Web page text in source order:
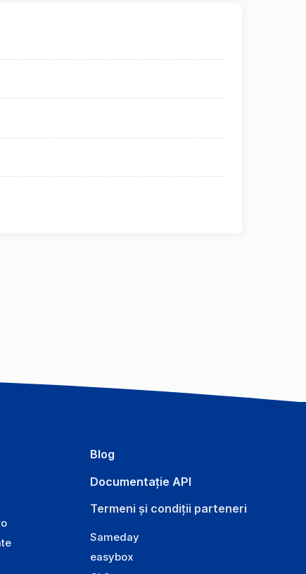
Blog
Documentație API
Termeni și condiții parteneri
Sameday
easybox